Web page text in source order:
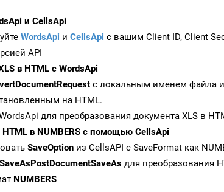
и CellsApi
WordsApi и CellsApi с вашим Client ID, Client
API
в HTML с WordsApi
с локальным именем файла и
на HTML.
для преобразования документа XLS в
HTML в NUMBERS с помощью CellsApi
SaveOption из CellsAPI с SaveFormat как
для преобразования
NUMBERS